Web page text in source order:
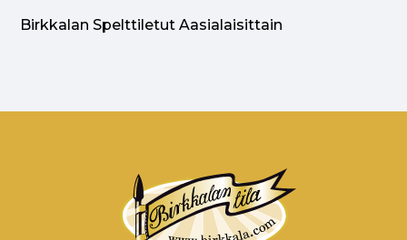
Birkkalan Spelttiletut Aasialaisittain